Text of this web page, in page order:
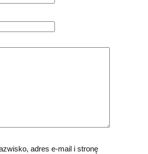
adres e-mail i stronę